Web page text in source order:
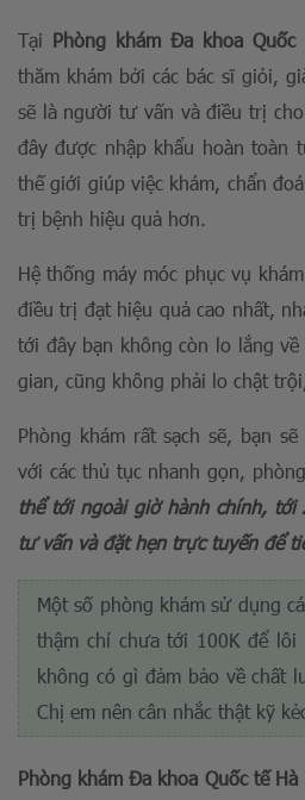
Tại Phòng khám Đa khoa
thăm khám bởi các bác sĩ giỏi,
sẽ là người tư vấn và điều trị
đây được nhập khẩu hoàn toàn
thế giới giúp việc khám, chẩn
trị bệnh hiệu quả hơn.
Hệ thống máy móc phục vụ
điều trị đạt hiệu quả cao nhất,
tới đây bạn không còn lo lắng
gian, cũng không phải lo chật
Phòng khám rất sạch sẽ, bạn
với các thủ tục nhanh gọn,
thể tới ngoài giờ hành chính, tới
tư vấn và đặt hẹn trực tuyến để
Một số phòng khám sử dụng
thậm chí chưa tới 100K để lôi
không có gì đảm bảo về chất
Chị em nên cân nhắc thật kỹ
Phòng khám Đa khoa Quốc tế Hà